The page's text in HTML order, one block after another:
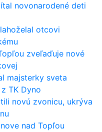
novonarodené deti
otcovi
zveľaďuje nové
majsterky sveta
TK Dyno
novú zvonicu, ukrýva
nad Topľou